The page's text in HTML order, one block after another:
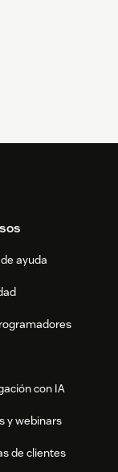
ayuda
con IA
y webinars
de clientes